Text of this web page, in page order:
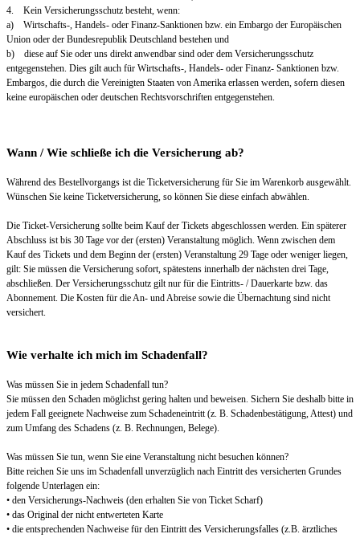
4. Kein Versicherungsschutz besteht, wenn:
a) Wirtschafts-, Handels- oder Finanz-Sanktionen bzw. ein Embargo der Europäischen
Union oder der Bundesrepublik Deutschland bestehen und
b) diese auf Sie oder uns direkt anwendbar sind oder dem Versicherungsschutz
entgegenstehen. Dies gilt auch für Wirtschafts-, Handels- oder Finanz- Sanktionen bzw.
Embargos, die durch die Vereinigten Staaten von Amerika erlassen werden, sofern diesen
keine europäischen oder deutschen Rechtsvorschriften entgegenstehen.
Wann / Wie schließe ich die Versicherung ab?
Während des Bestellvorgangs ist die Ticketversicherung für Sie im Warenkorb ausgewählt.
Wünschen Sie keine Ticketversicherung, so können Sie diese einfach abwählen.
Die Ticket-Versicherung sollte beim Kauf der Tickets abgeschlossen werden. Ein späterer
Abschluss ist bis 30 Tage vor der (ersten) Veranstaltung möglich. Wenn zwischen dem
Kauf des Tickets und dem Beginn der (ersten) Veranstaltung 29 Tage oder weniger liegen,
gilt: Sie müssen die Versicherung sofort, spätestens innerhalb der nächsten drei Tage,
abschließen. Der Versicherungsschutz gilt nur für die Eintritts- / Dauerkarte bzw. das
Abonnement. Die Kosten für die An- und Abreise sowie die Übernachtung sind nicht
versichert.
Wie verhalte ich mich im Schadenfall?
Was müssen Sie in jedem Schadenfall tun?
Sie müssen den Schaden möglichst gering halten und beweisen. Sichern Sie deshalb bitte in
jedem Fall geeignete Nachweise zum Schadeneintritt (z. B. Schadenbestätigung, Attest) und
zum Umfang des Schadens (z. B. Rechnungen, Belege).
Was müssen Sie tun, wenn Sie eine Veranstaltung nicht besuchen können?
Bitte reichen Sie uns im Schadenfall unverzüglich nach Eintritt des versicherten Grundes
folgende Unterlagen ein:
• den Versicherungs-Nachweis (den erhalten Sie von Ticket Scharf)
• das Original der nicht entwerteten Karte
• die entsprechenden Nachweise für den Eintritt des Versicherungsfalles (z.B. ärztliches